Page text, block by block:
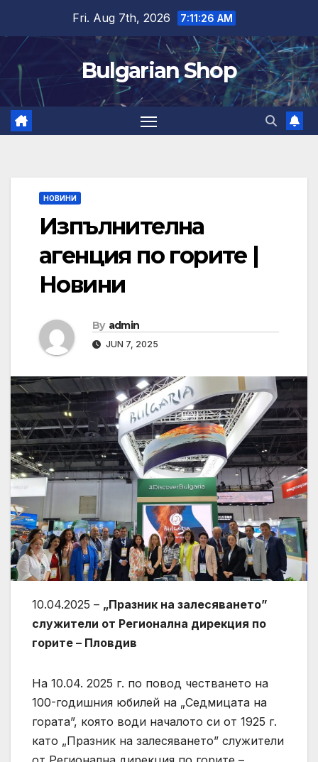
content
Fri. Aug 7th, 2026 7:11:27 AM
Bulgarian Shop
НОВИНИ
Изпълнителна
агенция по горите |
Новини
By admin
JUN 7, 2025
10.04.2025 – „Празник на залесяването”
служители от Регионална дирекция по
горите – Пловдив
На 10.04. 2025 г. по повод честването на
100-годишния юбилей на „Седмицата на
гората”, която води началото си от 1925 г.
като „Празник на залесяването” служители